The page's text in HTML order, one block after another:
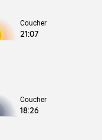
Coucher
21:07
Coucher
18:26